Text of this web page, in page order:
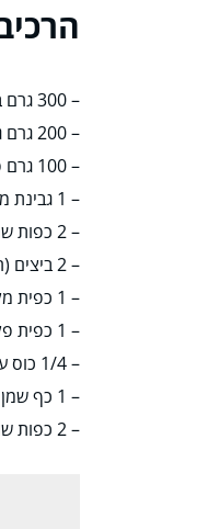
– 300 גרם בצק עלים קפוא (מופשר)
– 200 גרם גבינת פטה
– 100 גרם פרמזן מגורד
– 1 גבינת מוצרלה כדורית (שקוצצנו לחתיכות קטנות)
– 2 כפות שמנת חמוצה
– 2 ביצים (חלבונים לבלילה, חלמונים לציפוי)
– 1 כפית מלח
– 1 כפית פלפל שחור טחון דק
– 1/4 כוס עלי בזיליקום טריים (שקוצצנו)
– 1 כף שמן זית
– 2 כפות שומשום או פרג (לציפוי)